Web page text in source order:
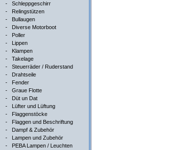
- Schleppgeschirr
- Relingstützen
- Bullaugen
- Diverse Motorboot
- Poller
- Lippen
- Klampen
- Takelage
- Steuerräder / Ruderstand
- Drahtseile
- Fender
- Graue Flotte
- Düt un Dat
- Lüfter und Lüftung
- Flaggenstöcke
- Flaggen und Beschriftung
- Dampf & Zubehör
- Lampen und Zubehör
- PEBA Lampen / Leuchten